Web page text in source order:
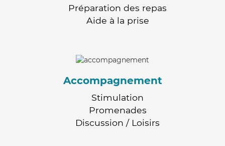
Préparation des repas
Aide à la prise
Accompagnement
Stimulation
Promenades
Discussion / Loisirs